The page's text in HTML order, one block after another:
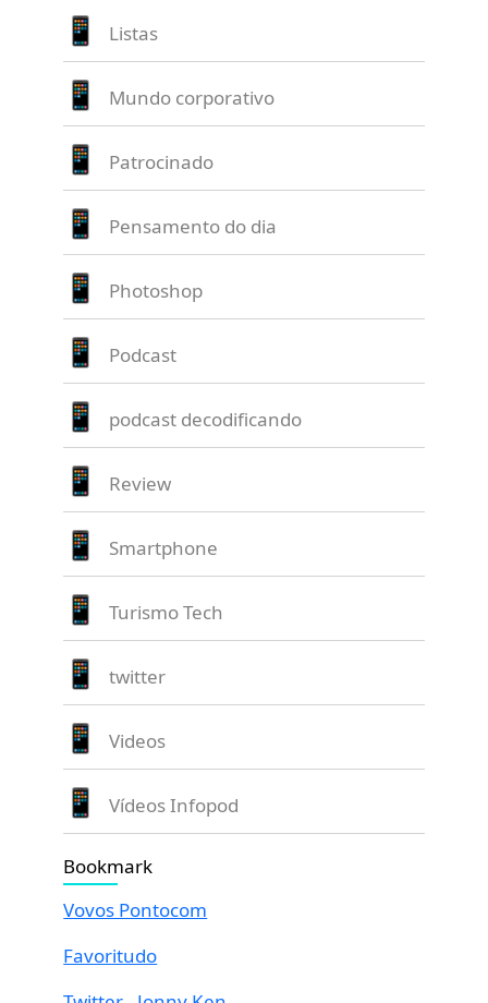
Listas
Mundo corporativo
Patrocinado
Pensamento do dia
Photoshop
Podcast
podcast decodificando
Review
Smartphone
Turismo Tech
twitter
Videos
Vídeos Infopod
Bookmark
Vovos Pontocom
Favoritudo